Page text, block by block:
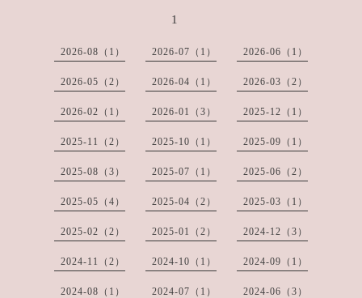
1
2026-08（1） 2026-07（1） 2026-06（1）
2026-05（2） 2026-04（1） 2026-03（2）
2026-02（1） 2026-01（3） 2025-12（1）
2025-11（2） 2025-10（1） 2025-09（1）
2025-08（3） 2025-07（1） 2025-06（2）
2025-05（4） 2025-04（2） 2025-03（1）
2025-02（2） 2025-01（2） 2024-12（3）
2024-11（2） 2024-10（1） 2024-09（1）
2024-08（1） 2024-07（1） 2024-06（3）